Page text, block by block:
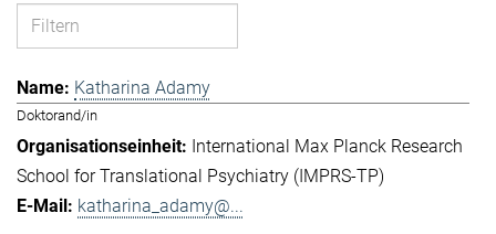
Katharina Adamy
Doktorand/in
International Max Planck Research
School for Translational Psychiatry (IMPRS-TP)
katharina_adamy@...